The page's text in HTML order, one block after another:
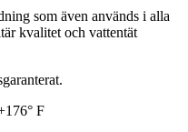
som även används i alla
kvalitet och vattentät
F